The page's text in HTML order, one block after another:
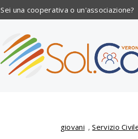
Sei una cooperativa o un'associazione?
giovani ,Servizio